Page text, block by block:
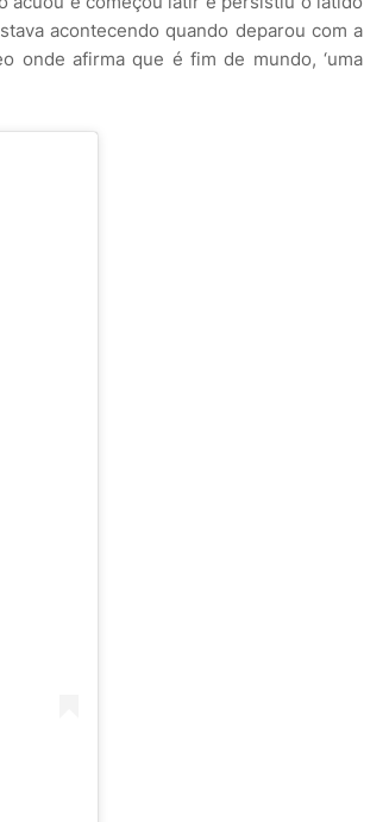
acontecendo quando deparou com a
onde afirma que é fim de mundo, ‘uma